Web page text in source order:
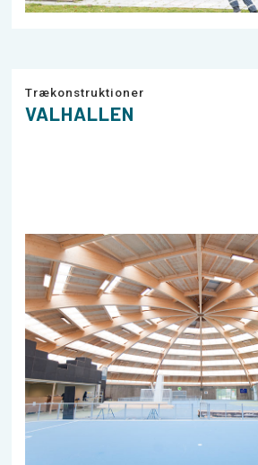
Trækonstruktioner
VALHALLEN